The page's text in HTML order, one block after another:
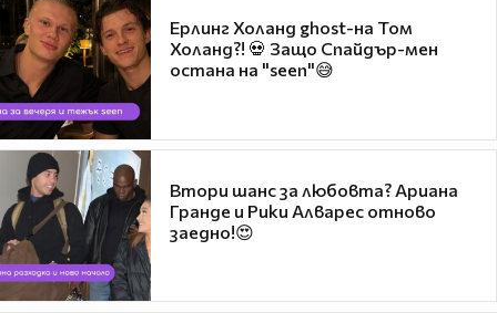
Ерлинг Холанд ghost-на Том
Холанд?! 💀 Защо Спайдър-мен
остана на "seen"😅
Втори шанс за любовта? Ариана
Гранде и Рики Алварес отново
заедно!😍